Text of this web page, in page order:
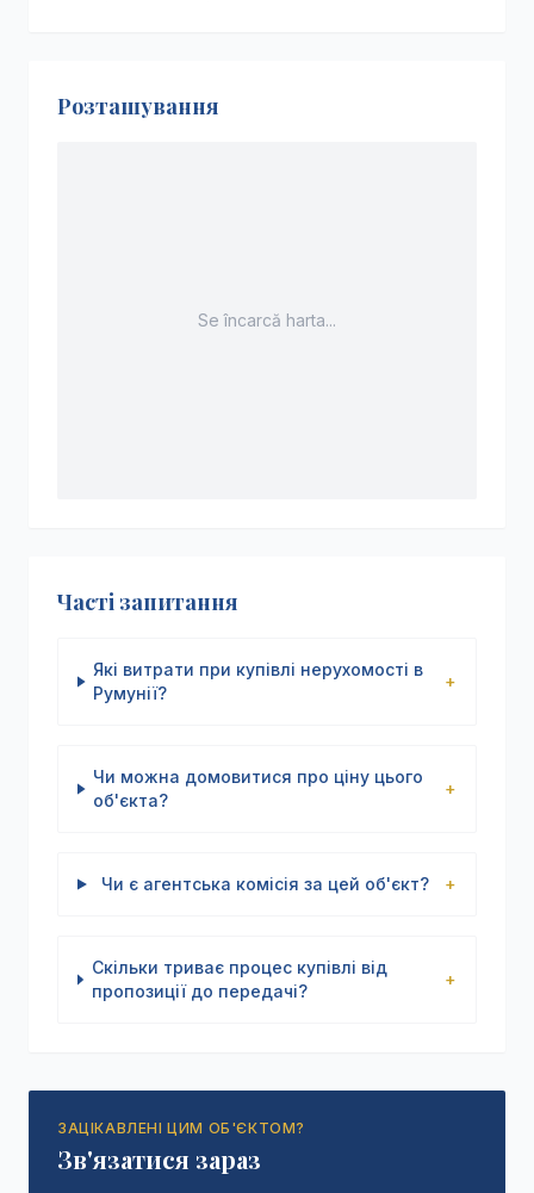
Розташування
Se încarcă harta...
Часті запитання
Які витрати при купівлі нерухомості в
Румунії?
+
Чи можна домовитися про ціну цього
об'єкта?
+
Чи є агентська комісія за цей об'єкт? +
Скільки триває процес купівлі від
пропозиції до передачі?
+
ЗАЦІКАВЛЕНІ ЦИМ ОБ'ЄКТОМ?
Зв'язатися зараз